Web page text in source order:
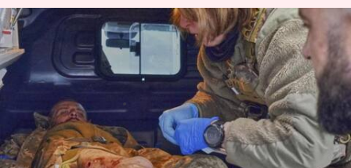
Russia-Ukraine: ఉక్రెయిన్ డ్రోన్
దాడి.. మాస్కోలో 4 విమానాశ్రయాల
మూసివేత!
Sirish Praharaju May 06, 2025 04:38 pm
ఈ వార్తాకథనం ఏంటి